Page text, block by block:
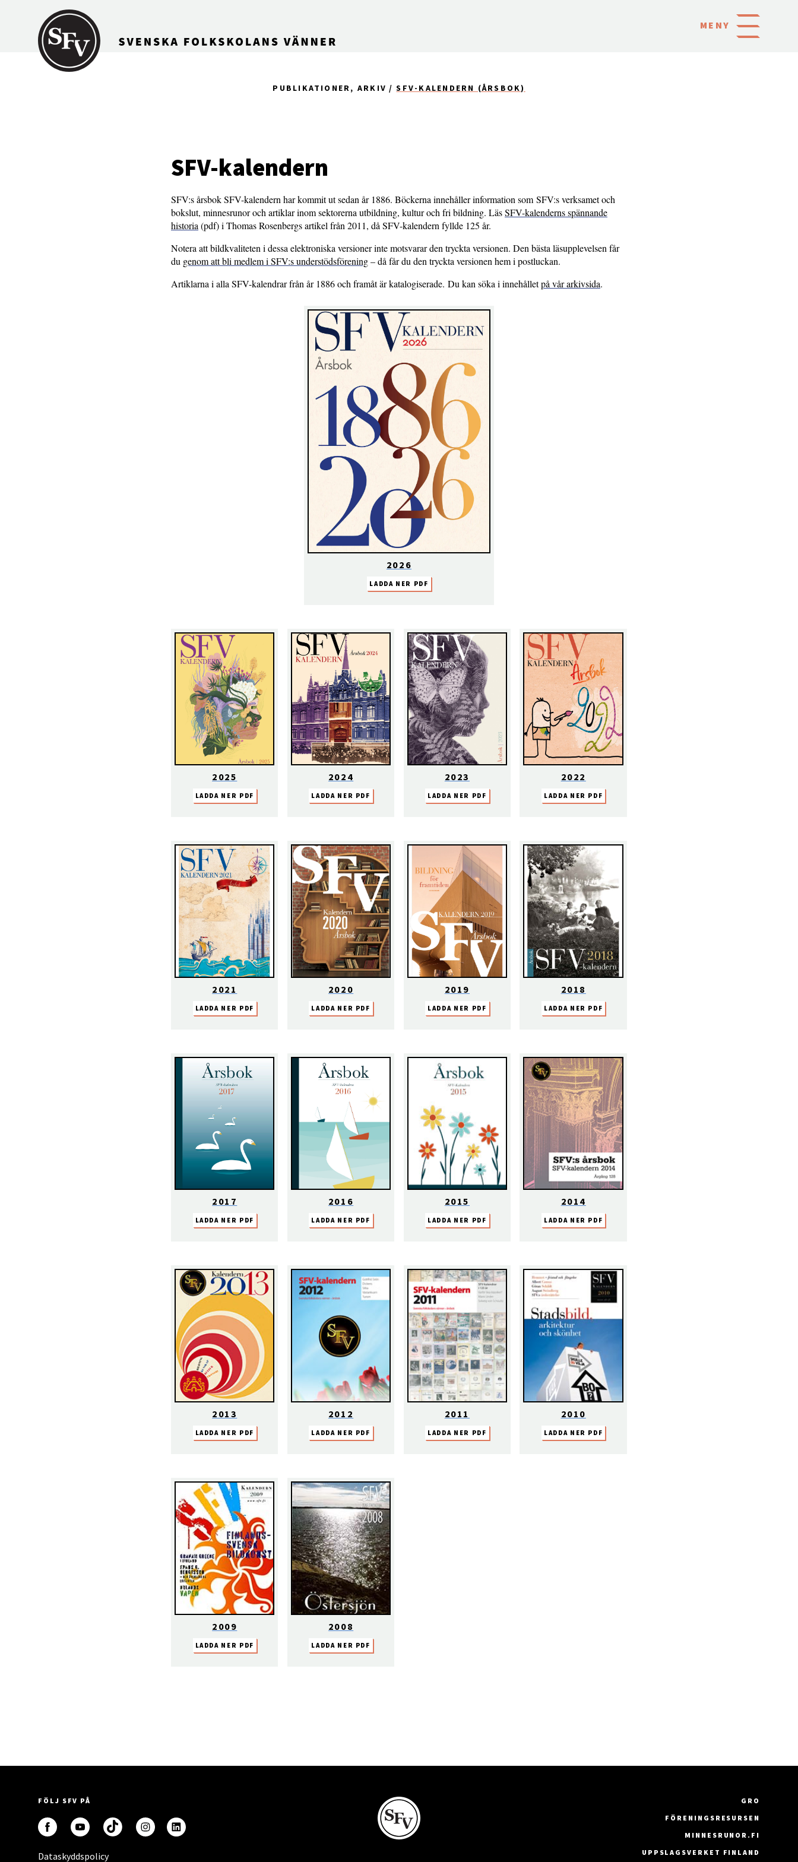
Gå till innehållet
MENY
PUBLIKATIONER, ARKIV SFV-KALENDERN (ÅRSBOK)
SFV-kalendern
SFV:s årsbok SFV-kalendern har kommit ut sedan år 1886. Böckerna innehåller information som SFV:s verksamet och
bokslut, minnesrunor och artiklar inom sektorerna utbildning, kultur och fri bildning. LäsSFV-kalenderns spännande
historia (pdf) i Thomas Rosenbergs artikel från 2011, då SFV-kalendern fyllde 125 år.
Notera att bildkvaliteten i dessa elektroniska versioner inte motsvarar den tryckta versionen. Den bästa läsupplevelsen får
du genom att bli medlem i SFV:s understödsförening– då får du den tryckta versionen hem i postluckan.
Artiklarna i alla SFV-kalendrar från år 1886 och framåt är katalogiserade. Du kan söka i innehålletpå vår arkivsida.
2026
LADDA NER PDF
2025
LADDA NER PDF
2024
LADDA NER PDF
2023
LADDA NER PDF
2022
LADDA NER PDF
2021
LADDA NER PDF
2020
LADDA NER PDF
2019
LADDA NER PDF
2018
LADDA NER PDF
2017
LADDA NER PDF
2016
LADDA NER PDF
2015
LADDA NER PDF
2014
LADDA NER PDF
2013
LADDA NER PDF
2012
LADDA NER PDF
2011
LADDA NER PDF
2010
LADDA NER PDF
2009
LADDA NER PDF
2008
LADDA NER PDF
FÖLJ SFV PÅ
Dataskyddspolicy
GRO
FÖRENINGSRESURSEN
MINNESRUNOR.FI
UPPSLAGSVERKET FINLAND